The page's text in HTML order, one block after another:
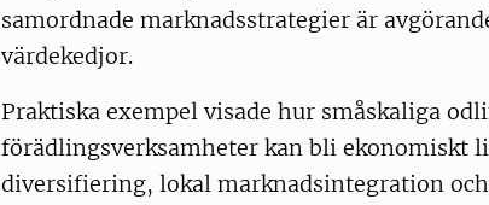
samordnade marknadsstrategier är
värdekedjor.
Praktiska exempel visade hur småskaliga
förädlingsverksamheter kan bli ekonomiskt
diversifiering, lokal marknadsintegration